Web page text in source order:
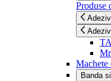
Produse
Banda